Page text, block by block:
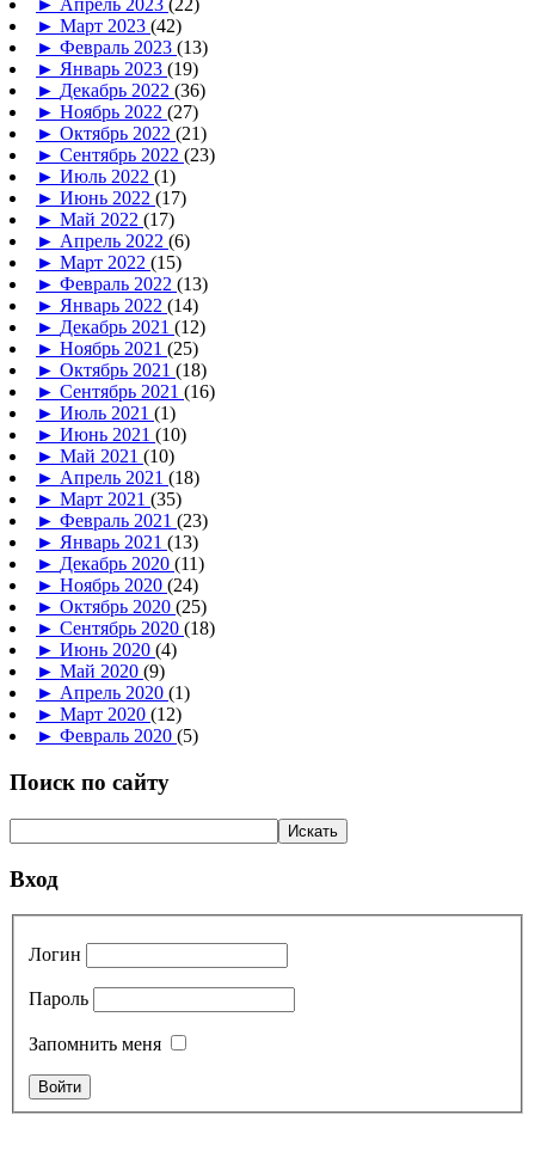
► Апрель 2023 (22)
► Март 2023 (42)
► Февраль 2023 (13)
► Январь 2023 (19)
► Декабрь 2022 (36)
► Ноябрь 2022 (27)
► Октябрь 2022 (21)
► Сентябрь 2022 (23)
► Июль 2022 (1)
► Июнь 2022 (17)
► Май 2022 (17)
► Апрель 2022 (6)
► Март 2022 (15)
► Февраль 2022 (13)
► Январь 2022 (14)
► Декабрь 2021 (12)
► Ноябрь 2021 (25)
► Октябрь 2021 (18)
► Сентябрь 2021 (16)
► Июль 2021 (1)
► Июнь 2021 (10)
► Май 2021 (10)
► Апрель 2021 (18)
► Март 2021 (35)
► Февраль 2021 (23)
► Январь 2021 (13)
► Декабрь 2020 (11)
► Ноябрь 2020 (24)
► Октябрь 2020 (25)
► Сентябрь 2020 (18)
► Июнь 2020 (4)
► Май 2020 (9)
► Апрель 2020 (1)
► Март 2020 (12)
► Февраль 2020 (5)
Поиск по сайту
Вход
Логин
Пароль
Запомнить меня